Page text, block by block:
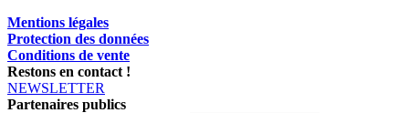
Mentions légales
Protection des données
Conditions de vente
Restons en contact !
NEWSLETTER
Partenaires publics